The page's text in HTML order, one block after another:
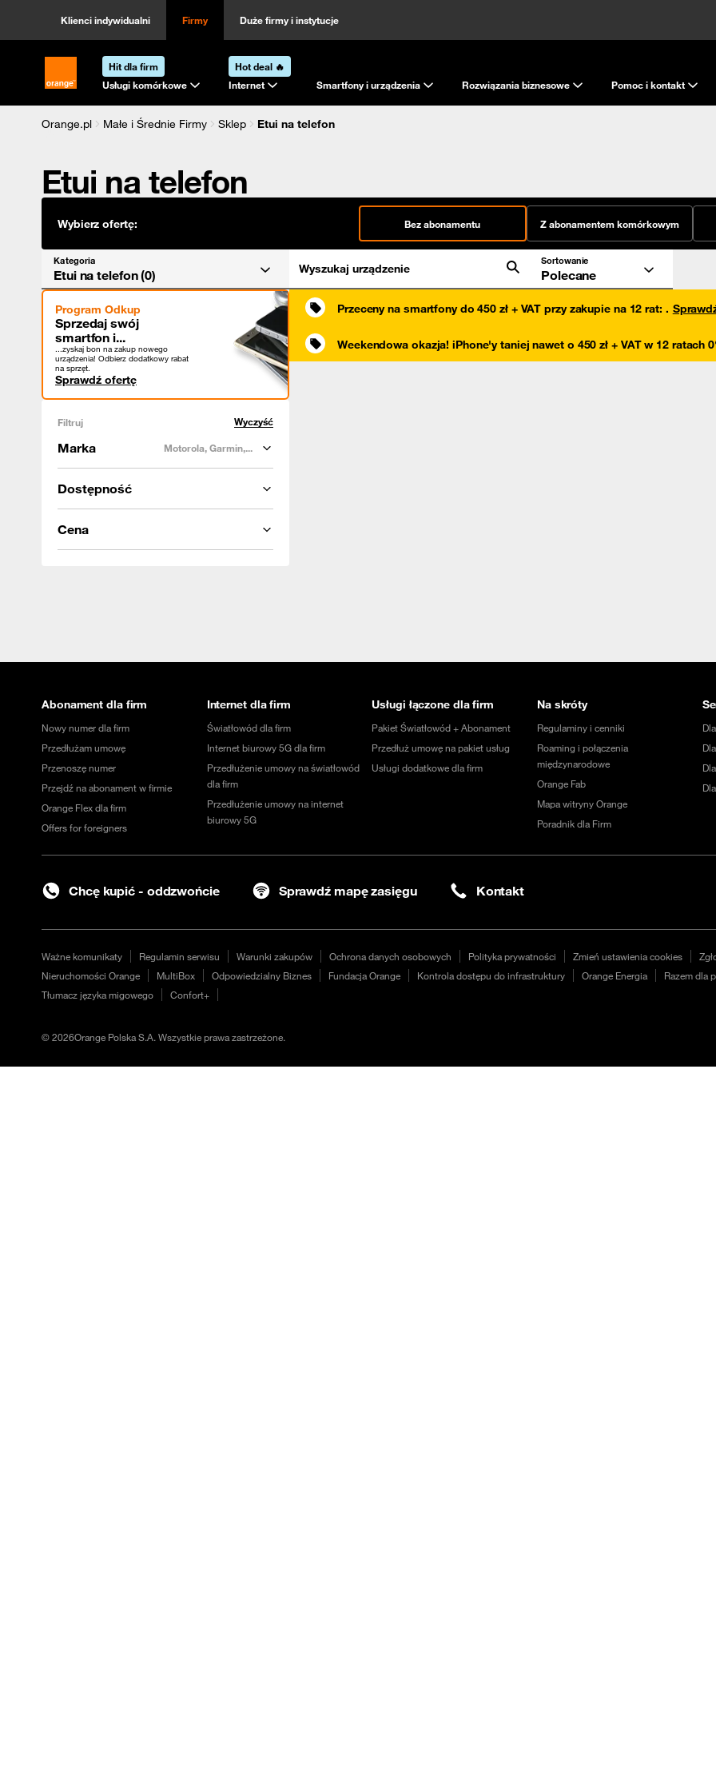
Klienci indywidualni Firmy Duże firmy i instytucje
Strona główna Orange.pl
Hit dla firm
Usługi komórkowe
Hot deal 🔥
Internet
Smartfony i urządzenia Rozwiązania biznesowe Pomoc i kontakt
Orange.pl Małe i Średnie Firmy Sklep
Etui na telefon
Etui na telefon
Wybierz ofertę: Bez abonamentu Z abonamentem komórkowym
Kategoria
Etui na telefon (0) Wyszukaj urządzenie
Sortowanie
Polecane
Program Odkup
Sprzedaj swój
smartfon i...
...zyskaj bon na zakup nowego
urządzenia! Odbierz dodatkowy rabat
na sprzęt.
Sprawdź ofertę
Filtruj Wyczyść
Marka Motorola, Garmin,...
Dostępność
Cena
Przeceny na smartfony do 450 zł + VAT przy zakupie na 12 rat: .
Weekendowa okazja! iPhone'y taniej nawet o 450 zł + VAT w 12 ratach
Abonament dla firm
Nowy numer dla firm
Przedłużam umowę
Przenoszę numer
Przejdź na abonament w firmie
Orange Flex dla firm
Offers for foreigners
Internet dla firm
Światłowód dla firm
Internet biurowy 5G dla firm
Przedłużenie umowy na światłowód
dla firm
Przedłużenie umowy na internet
biurowy 5G
Usługi łączone dla firm
Pakiet Światłowód + Abonament
Przedłuż umowę na pakiet usług
Usługi dodatkowe dla firm
Na skróty
Regulaminy i cenniki
Roaming i połączenia
międzynarodowe
Orange Fab
Mapa witryny Orange
Poradnik dla Firm
Chcę kupić - oddzwońcie Sprawdź mapę zasięgu Kontakt
Ważne komunikaty Regulamin serwisu Warunki zakupów Ochrona danych osobowych Polityka prywatności Zmień ustawienia cookies
Nieruchomości Orange
MultiBox Odpowiedzialny Biznes Fundacja Orange Kontrola dostępu do infrastruktury Orange Energia Razem dla
Tłumacz języka migowego
Confort+
©2026Orange Polska S.A. Wszystkie prawa zastrzeżone.